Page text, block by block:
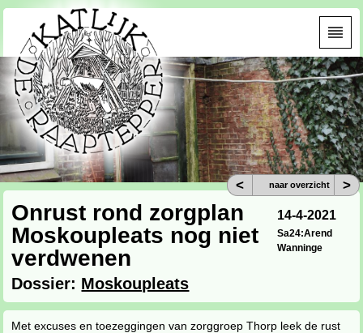
14-4-2021
Sa24:Arend
Wanninge
Onrust rond zorgplan
Moskoupleats nog niet
verdwenen
Dossier: Moskoupleats
Met excuses en toezeggingen van zorggroep Thorp leek de rust
< naar overzicht >